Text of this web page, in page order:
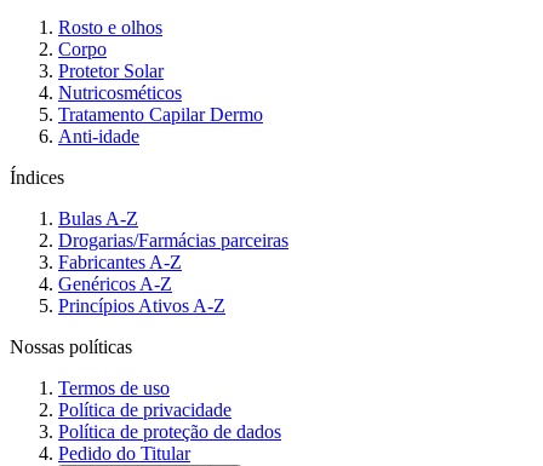
Rosto e olhos
Corpo
Protetor Solar
Nutricosméticos
Tratamento Capilar Dermo
Anti-idade
Índices
Bulas A-Z
Drogarias/Farmácias parceiras
Fabricantes A-Z
Genéricos A-Z
Princípios Ativos A-Z
Nossas políticas
Termos de uso
Política de privacidade
Política de proteção de dados
Pedido do Titular